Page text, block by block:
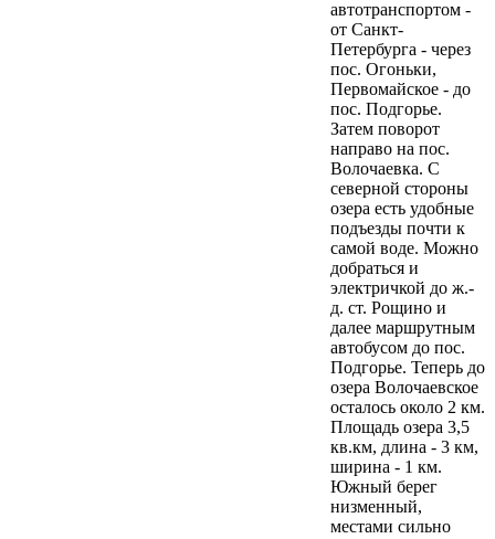
автотранспортом -
от Санкт-
Петербурга - через
пос. Огоньки,
Первомайское - до
пос. Подгорье.
Затем поворот
направо на пос.
Волочаевка. С
северной стороны
озера есть удобные
подъезды почти к
самой воде. Можно
добраться и
электричкой до ж.-
д. ст. Рощино и
далее маршрутным
автобусом до пос.
Подгорье. Теперь до
озера Волочаевское
осталось около 2 км.
Площадь озера 3,5
кв.км, длина - 3 км,
ширина - 1 км.
Южный берег
низменный,
местами сильно